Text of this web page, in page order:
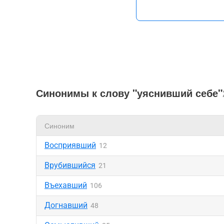
Синонимы к слову "уяснивший себе"
Синоним
Восприявший 12
Врубившийся 21
Въехавший 106
Догнавший 48